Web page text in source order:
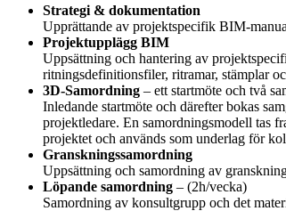
Strategi & dokumentation
Upprättande av projektspecifik BIM-
Projektupplägg BIM
Uppsättning och hantering av
ritningsdefinitionsfiler, ritramar, stämplar
3D-Samordning – ett startmöte och två
Inledande startmöte och därefter bokas
projektledare. En samordningsmodell tas
projektet och används som underlag för
Granskningssamordning
Uppsättning och samordning av
Löpande samordning – (2h/vecka)
Samordning av konsultgrupp och det